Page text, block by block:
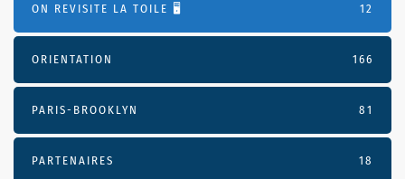
ON REVISITE LA TOILE 🖥️ 12
ORIENTATION 166
PARIS-BROOKLYN 81
PARTENAIRES 18